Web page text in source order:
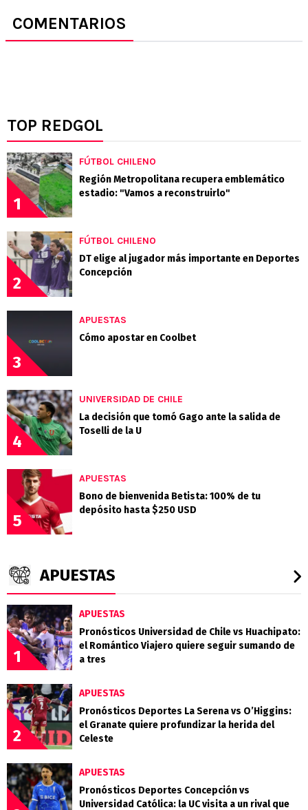
COMENTARIOS
TOP REDGOL
1
FÚTBOL CHILENO
Región Metropolitana recupera emblemático
estadio: "Vamos a reconstruirlo"
2
FÚTBOL CHILENO
DT elige al jugador más importante en Deportes
Concepción
3
APUESTAS
Cómo apostar en Coolbet
4
UNIVERSIDAD DE CHILE
La decisión que tomó Gago ante la salida de
Toselli de la U
5
APUESTAS
Bono de bienvenida Betista: 100% de tu
depósito hasta $250 USD
APUESTAS
1
APUESTAS
Pronósticos Universidad de Chile vs Huachipato:
el Romántico Viajero quiere seguir sumando de
a tres
2
APUESTAS
Pronósticos Deportes La Serena vs O’Higgins:
el Granate quiere profundizar la herida del
Celeste
APUESTAS
Pronósticos Deportes Concepción vs
Universidad Católica: la UC visita a un rival que